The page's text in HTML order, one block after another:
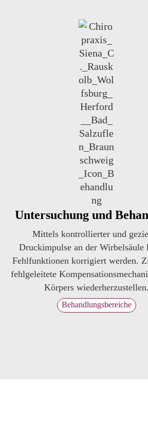
Untersuchung und
Mittels kontrollierter und
Druckimpulse an der Wirbelsäule
Fehlfunktionen korrigiert werden.
fehlgeleitete
Körpers wiederherzustellen.
Behandlungsbereiche